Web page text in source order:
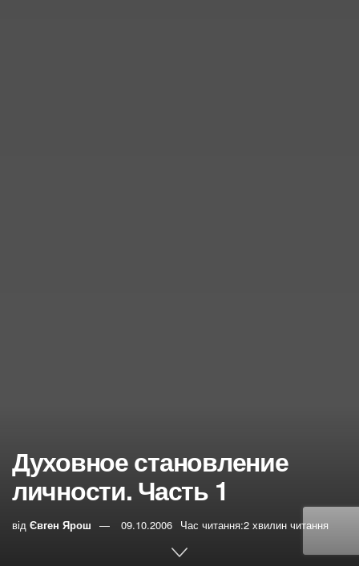
Духовное становление
личности. Часть 1
від Євген Ярош 09.10.2006 Час читання:2 хвилин читання